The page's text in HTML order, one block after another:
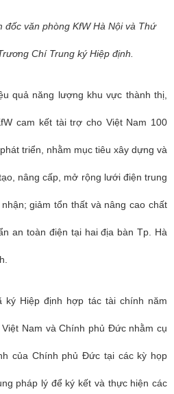
đốc văn phòng KfW Hà Nội và Thứ
Chí Trung ký Hiệp định.
quả năng lượng khu vực thành thị,
cam kết tài trợ cho Việt Nam 100
triển, nhằm mục tiêu xây dựng và
nâng cấp, mở rộng lưới điện trung
giảm tổn thất và nâng cao chất
an toàn điện tại hai địa bàn Tp. Hà
ký Hiệp định hợp tác tài chính năm
Nam và Chính phủ Đức nhằm cụ
của Chính phủ Đức tại các kỳ họp
pháp lý để ký kết và thực hiện các